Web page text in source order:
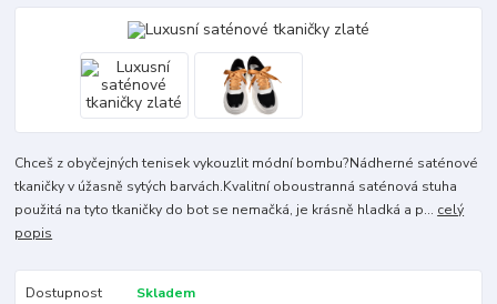
Chceš z obyčejných tenisek vykouzlit módní bombu?Nádherné saténové
tkaničky v úžasně sytých barvách.Kvalitní oboustranná saténová stuha
použitá na tyto tkaničky do bot se nemačká, je krásně hladká a p... celý
popis
Dostupnost
Skladem